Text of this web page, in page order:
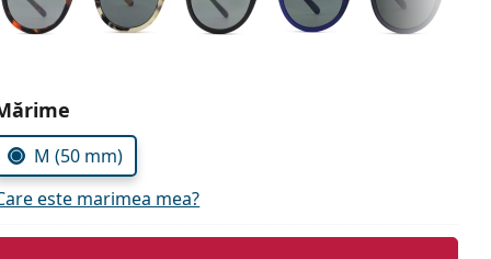
parametrii
M (50 mm)
este marimea mea?